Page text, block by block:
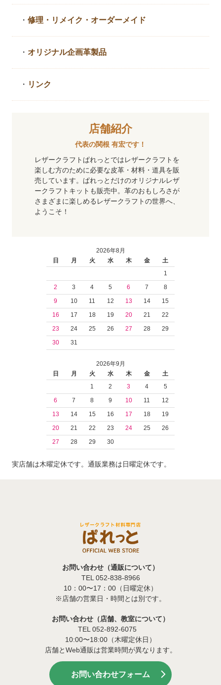
・修理・リメイク・ オーダーメイド
・ オリジナル企画革製品
・ リンク
店舗紹介
代表の関根 有宏です！
レザークラフトぱれっとではレザークラフトを
楽しむ方のために必要な皮革・材料・道具を販
売しています。ぱれっとだけのオリジナルレザ
ークラフトキットも販売中。革のおもしろさが
さまざまに楽しめるレザークラフトの世界へ、
ようこそ！
2026年8月
日
月 火 水 木 金
土
1
2
3 4 5 6 7
8
9
10 11 12 13 14
15
16
17 18 19 20 21
22
23
24 25 26 27 28
29
30
31
2026年9月
日
月 火 水 木 金
土
1
2 3 4
5
6
7 8 9 10 11
12
13
14 15 16 17 18
19
20
21 22 23 24 25
26
27
28 29 30
実店舗は木曜定休です。通販業務は日曜定休です。
お問い合わせ（通販について）
TEL 052-838-8966
10：00〜17：00（日曜定休）
※店舗の営業日・時間とは別です。
お問い合わせ（店舗、教室について）
TEL 052-892-6075
10:00〜18:00（木曜定休日）
店舗とWeb通販は営業時間が異なります。
お問い合わせフォーム